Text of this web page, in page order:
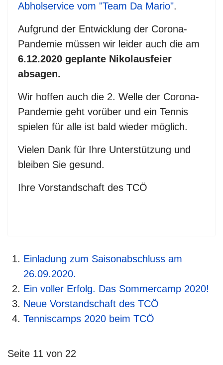
Abholservice vom "Team Da Mario".
Aufgrund der Entwicklung der Corona-
Pandemie müssen wir leider auch die am
6.12.2020 geplante Nikolausfeier
absagen.
Wir hoffen auch die 2. Welle der Corona-
Pandemie geht vorüber und ein Tennis
spielen für alle ist bald wieder möglich.
Vielen Dank für Ihre Unterstützung und
bleiben Sie gesund.
Ihre Vorstandschaft des TCÖ
Einladung zum Saisonabschluss am
26.09.2020.
Ein voller Erfolg. Das Sommercamp 2020!
Neue Vorstandschaft des TCÖ
Tenniscamps 2020 beim TCÖ
Seite 11 von 22